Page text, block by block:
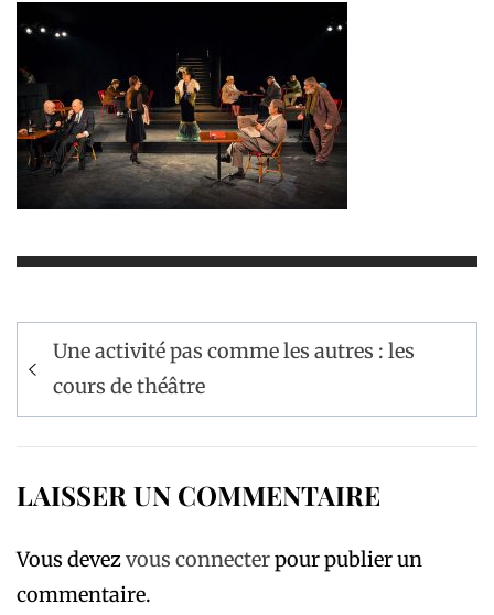
Navigation
de
l’article
Une activité pas comme les autres : les
cours de théâtre
LAISSER UN COMMENTAIRE
Vous devezvous connecterpour publier un
commentaire.